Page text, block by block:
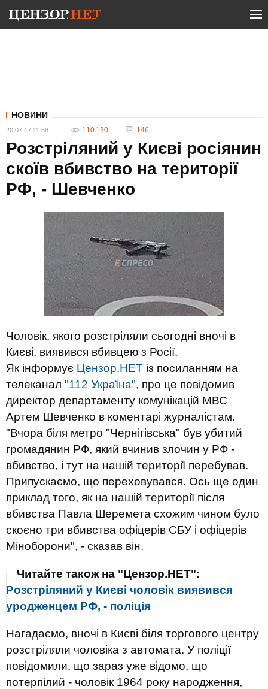
НОВИНИ
20.07.17 11:58 110 130 146
Розстріляний у Києві росіянин
скоїв вбивство на території
РФ, - Шевченко
Чоловік, якого розстріляли сьогодні вночі в
Києві, виявився вбивцею з Росії.
Як інформує Цензор.НЕТ із посиланням на
телеканал "112 Україна", про це повідомив
директор департаменту комунікацій МВС
Артем Шевченко в коментарі журналістам.
"Вчора біля метро "Чернігівська" був убитий
громадянин РФ, який вчинив злочин у РФ -
вбивство, і тут на нашій території перебував.
Припускаємо, що переховувався. Ось ще один
приклад того, як на нашій території після
вбивства Павла Шеремета схожим чином було
скоєно три вбивства офіцерів СБУ і офіцерів
Міноборони", - сказав він.
Читайте також на "Цензор.НЕТ":
Розстріляний у Києві чоловік виявився
уродженцем РФ, - поліція
Нагадаємо, вночі в Києві біля торгового центру
розстріляли чоловіка з автомата. У поліції
повідомили, що зараз уже відомо, що
потерпілий - чоловік 1964 року народження,